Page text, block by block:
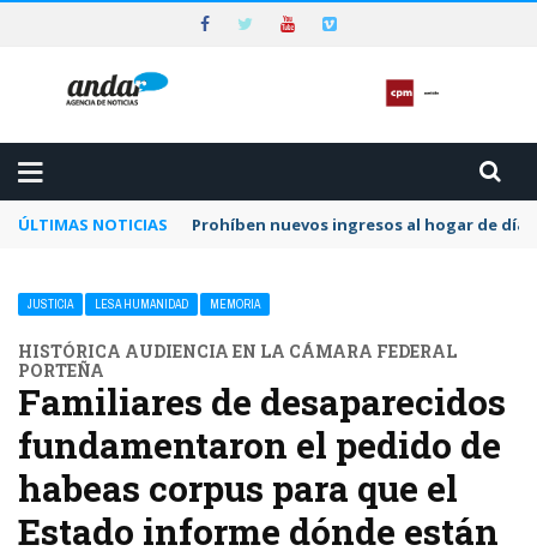
ÚLTIMAS NOTICIAS Preocupa a la CPM la dilación y el letargo
JUSTICIA LESA HUMANIDAD MEMORIA
HISTÓRICA AUDIENCIA EN LA CÁMARA FEDERAL
PORTEÑA
Familiares de desaparecidos
fundamentaron el pedido de
habeas corpus para que el
Estado informe dónde están